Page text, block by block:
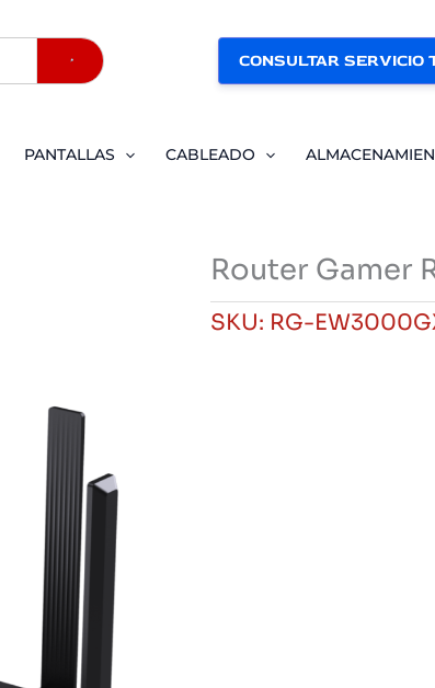
Buscar CONSULTAR SERVICIO
PANTALLAS CABLEADO
Router Gamer
SKU: RG-